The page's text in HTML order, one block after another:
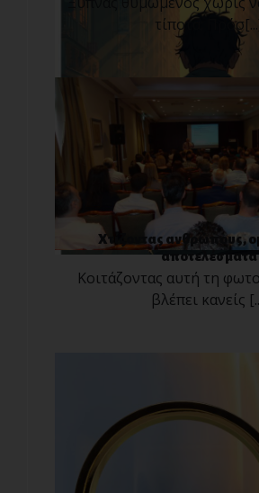
τίποτα;
Χτίζοντας ανθρώπους,
αποτελέσματα
Κοιτάζοντας αυτή τη
βλέπει κανείς